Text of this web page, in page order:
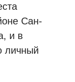
Сан-
и в
личный